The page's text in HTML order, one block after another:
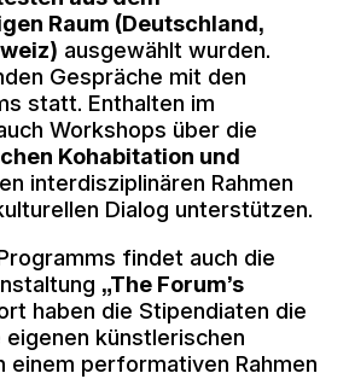
Raum (Deutschland,
ausgewählt wurden.
Gespräche mit den
statt. Enthalten im
Workshops über die
Kohabitation und
interdisziplinären Rahmen
Dialog unterstützen.
findet auch die
„The Forum’s
haben die Stipendiaten die
künstlerischen
einem performativen Rahmen